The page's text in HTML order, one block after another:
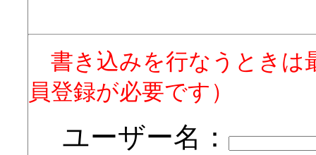
書き込みを行なうときは
員登録が必要です）
ユーザー名：